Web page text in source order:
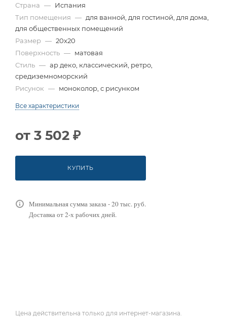
Страна — Испания
Тип помещения — для ванной, для гостиной, для дома,
для общественных помещений
Размер — 20x20
Поверхность — матовая
Стиль — ар деко, классический, ретро,
средиземноморский
Рисунок — моноколор, с рисунком
Все характеристики
от 3 502 ₽
КУПИТЬ
Минимальная сумма заказа - 20 тыс. руб.
Доставка от 2-х рабочих дней.
Цена действительна только для интернет-магазина.